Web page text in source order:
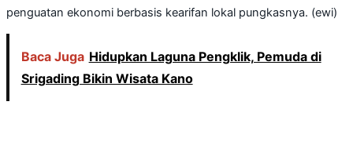
penguatan ekonomi berbasis kearifan lokal pungkasnya. (ewi)
Baca Juga Hidupkan Laguna Pengklik, Pemuda di
Srigading Bikin Wisata Kano